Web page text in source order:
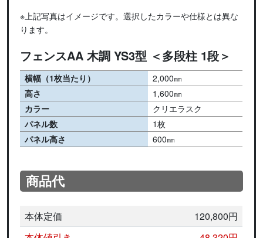
※上記写真はイメージです。選択したカラーや仕様とは異な
ります。
フェンスAA 木調 YS3型 ＜多段柱 1段＞
横幅（1枚当たり）
2,000㎜
高さ
1,600㎜
カラー
クリエラスク
パネル数
1枚
パネル高さ
600㎜
商品代
本体定価
120,800円